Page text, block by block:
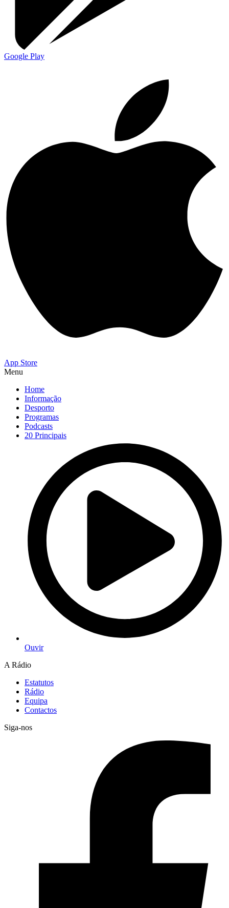
Google Play
App Store
Menu
Home
Informação
Desporto
Programas
Podcasts
20 Principais
Ouvir
A Rádio
Estatutos
Rádio
Equipa
Contactos
Siga-nos